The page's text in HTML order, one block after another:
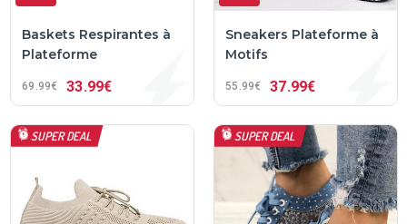
Baskets Respirantes à
Plateforme
69 99€ 33 99€
Sneakers Plateforme à
Motifs
55 99€ 37 99€
SUPER DEAL SUPER DEAL